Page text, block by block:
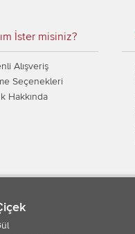
İster misiniz?
Alışveriş
Seçenekleri
Hakkında